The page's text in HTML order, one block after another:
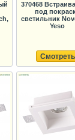
370468
под
светильник
Yeso
Смотреть